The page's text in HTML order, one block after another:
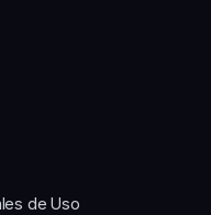
de Uso